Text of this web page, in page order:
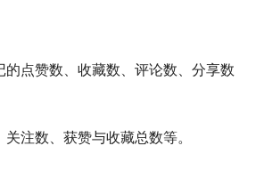
的点赞数、收藏数、评论数、分享数
注数、获赞与收藏总数等。